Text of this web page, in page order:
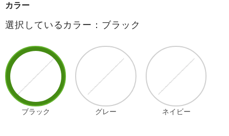
カラー
選択しているカラー：ブラック
ブラック グレー ネイビー